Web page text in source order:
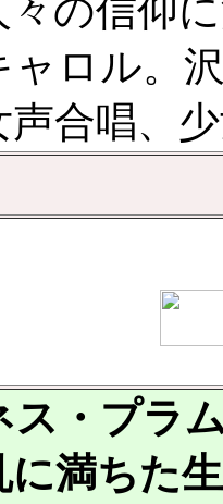
の信仰
ャロル。
合唱、
ス・プラ
満ちた